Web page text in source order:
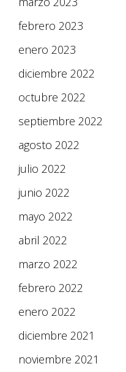
febrero 2023
enero 2023
diciembre 2022
octubre 2022
septiembre 2022
agosto 2022
julio 2022
junio 2022
mayo 2022
abril 2022
marzo 2022
febrero 2022
enero 2022
diciembre 2021
noviembre 2021